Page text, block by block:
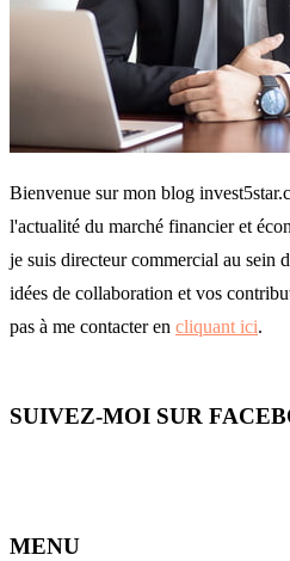
Bienvenue sur mon blog
l'actualité du marché financier et
je suis directeur commercial au sein
idées de collaboration et vos
pas à me contacter en cliquant ici.
SUIVEZ-MOI SUR
MENU